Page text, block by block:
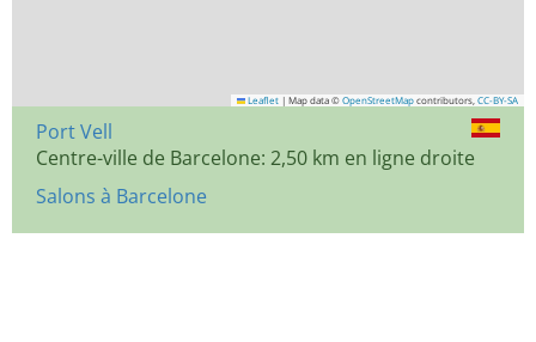
Leaflet | Map data © OpenStreetMap contributors, CC-BY-SA
Port Vell
Centre-ville de Barcelone: 2,50 km en ligne droite
Salons à Barcelone